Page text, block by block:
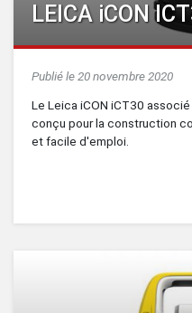
LEICA iCON
Publié le 20 novembre 2020
Le Leica iCON iCT30
conçu pour la construction
et facile d'emploi.